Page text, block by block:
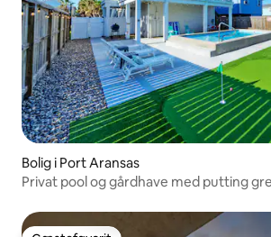
Bolig i Port Aransas
Privat pool og gårdhave med putting